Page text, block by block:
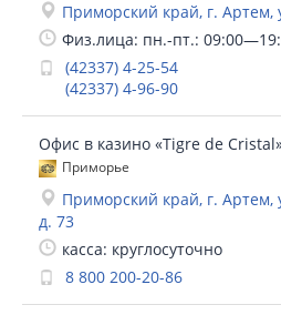
Приморский край, г. Артем,
Физ.лица: пн.-пт.:
(42337) 4-25-54
(42337) 4-96-90
Офис в казино «Tigre de
Приморье
Приморский край, г. Артем,
д. 73
касса: круглосуточно
8 800 200-20-86